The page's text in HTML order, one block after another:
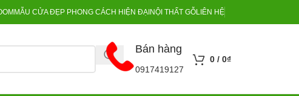
MẪU CỬA ĐẸP PHONG CÁCH HIỆN ĐẠI NỘI THẤT GỖLIÊN HỆ
Bán hàng
0917419127
0 / 0₫